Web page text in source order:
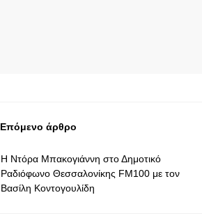
Επόμενο άρθρο
Η Ντόρα Μπακογιάννη στο Δημοτικό
Ραδιόφωνο Θεσσαλονίκης FM100 με τον
Βασίλη Κοντογουλίδη